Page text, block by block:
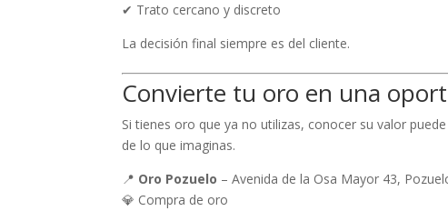
✔ Trato cercano y discreto
La decisión final siempre es del cliente.
Convierte tu oro en una
Si tienes oro que ya no utilizas, conocer su valor
de lo que imaginas.
📍 Oro Pozuelo – Avenida de la Osa Mayor 43,
💎 Compra de oro